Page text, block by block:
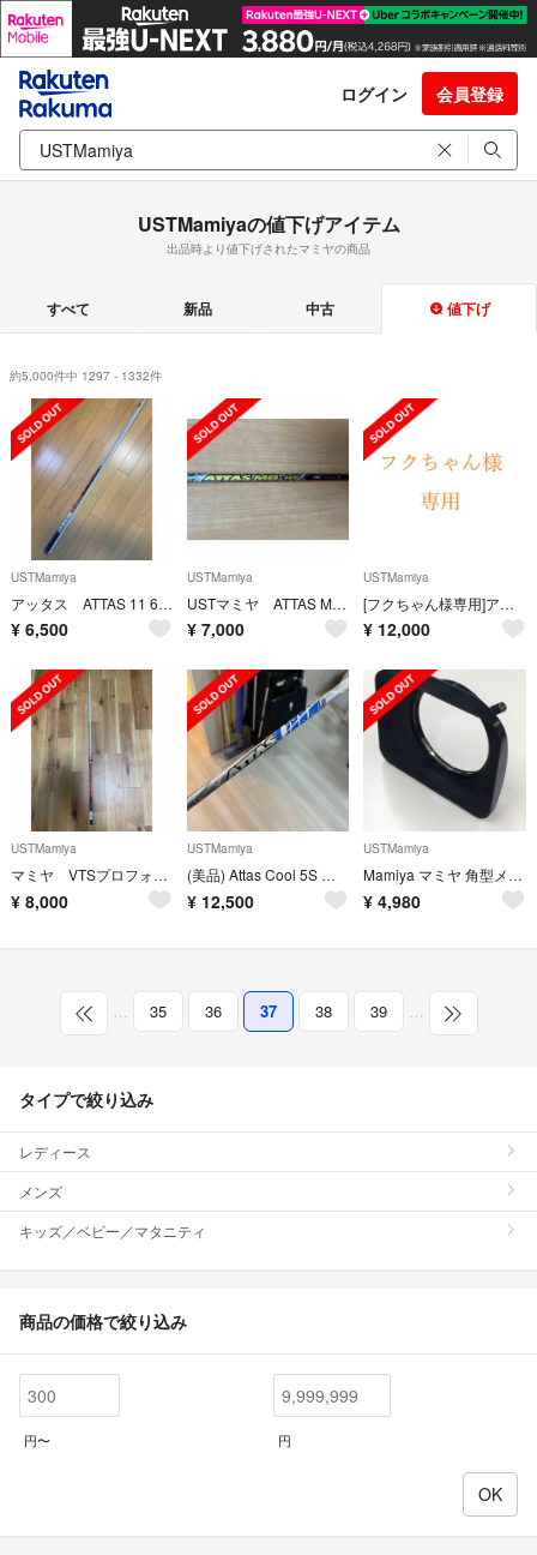
ログイン 会員登録
USTMamiyaの値下げアイテム
出品時より値下げされたマミヤの商品
すべて 新品 中古 値下げ
約5,000件中 1297 - 1332件
USTMamiya
アッタス ATTAS 11 6S シャフト単品
¥ 6,500
USTMamiya
USTマミヤ ATTAS MB HY 75-R
¥ 7,000
USTMamiya
[フクちゃん様専用]アッタスクール5S テーラーメイドスリーブ付 ※シャフトのみ
¥ 12,000
USTMamiya
マミヤ VTSプロフォース シルバー 6S
¥ 8,000
USTMamiya
(美品) Attas Cool 5S シャフト テーラーメイド スリーブ
¥ 12,500
USTMamiya
Mamiya マミヤ 角型メタルフード 広角SEKOR 50mm F6.3用
¥ 4,980
… 35 36 37 38 39 …
タイプで絞り込み
レディース
メンズ
キッズ／ベビー／マタニティ
商品の価格で絞り込み
円〜 円